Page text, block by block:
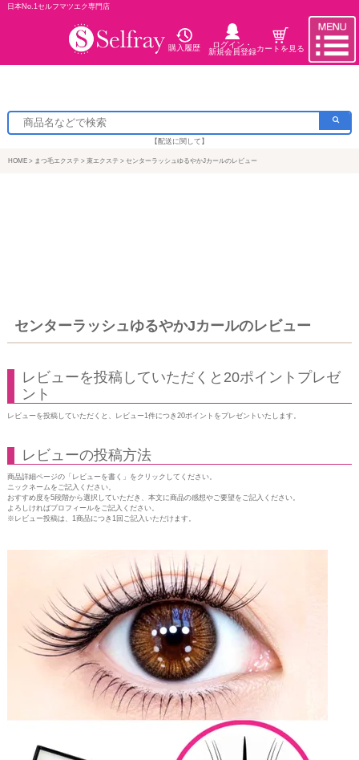
日本No.1セルフマツエク専門店
購入履歴
ログイン・
新規会員登録カートを見る
【配送に関して】
HOME まつ毛エクステ 束エクステ センターラッシュゆるやかJカールのレビュー
センターラッシュゆるやかJカールのレビュー
レビューを投稿していただくと20ポイントプレゼ
ント
レビューを投稿していただくと、レビュー1件につき20ポイントをプレゼントいたします。
レビューの投稿方法
商品詳細ページの「レビューを書く」をクリックしてください。
ニックネームをご記入ください。
おすすめ度を5段階から選択していただき、本文に商品の感想やご要望をご記入ください。
よろしければプロフィールをご記入ください。
※レビュー投稿は、1商品につき1回ご記入いただけます。